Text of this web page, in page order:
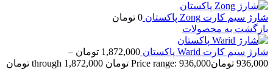
شارژ سیم کارت Zong پاکستان 0 تومان
بازگشت به محصولات
شارژ سیم کارت Warid پاکستان 1,872,000 تومان –
936,000 تومانPrice range: 936,000 تومان through 1,872,000 تومان